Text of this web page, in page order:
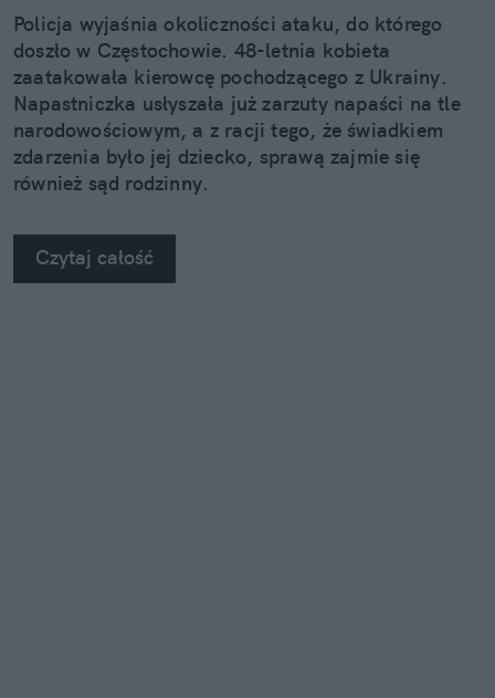
Policja wyjaśnia okoliczności ataku, do którego
doszło w Częstochowie. 48-letnia kobieta
zaatakowała kierowcę pochodzącego z Ukrainy.
Napastniczka usłyszała już zarzuty napaści na tle
narodowościowym, a z racji tego, że świadkiem
zdarzenia było jej dziecko, sprawą zajmie się
również sąd rodzinny.
Czytaj całość